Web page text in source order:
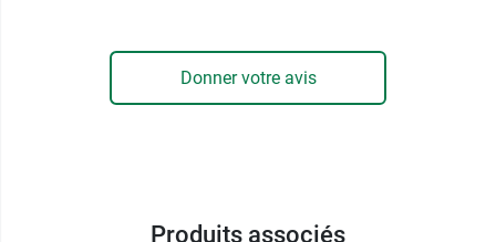
Détoxifie: L'artichaut est reconnu pour ses
propriétés sur l'élimination des toxines. Il permet
de détoxifier l'organisme.
Donner votre avis
Produits associés